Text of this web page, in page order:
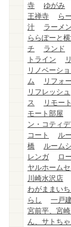
寺
ゆがみ
王禅寺
ら
汁
ラーメ
ららぽーと
チ
ランド
トライン
リノベーシ
ム
リフォ
リフレッシュ
ス
リモート
モート部屋
ン・コティ
コート
ル
橋
ルーム
レンガ
ロ
ヤルホーム
川崎水沢店
わがままい
らし
一戸
宮前平、宮
ん、サトち